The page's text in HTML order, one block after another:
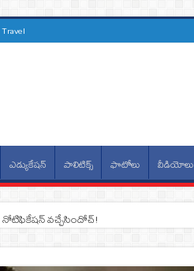
Travel
ఎడ్యుకేషన్ పాలిటిక్స్ ఫొటోలు వీడియోలు
నోటిఫికేషన్‌ వచ్చేసిందోచ్‌!